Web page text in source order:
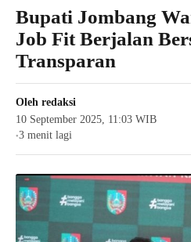
Bupati Jombang
Job Fit Berjalan
Transparan
Oleh redaksi
10 September 2025, 11:03 WIB
●3 menit lagi